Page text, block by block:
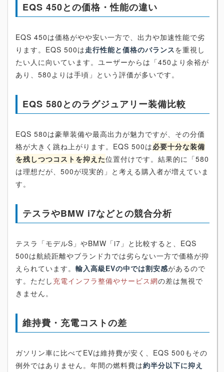
EQS 450との価格・性能の違い
EQS 450は価格がやや安い一方で、出力や加速性能で劣
ります。EQS 500は走行性能と価格のバランスを重視し
たい人に向いています。ユーザーからは「450より余裕が
あり、580よりは手頃」という評価が多いです。
EQS 580とのラグジュアリー装備比較
EQS 580は豪華装備や最高出力が魅力ですが、その分価
格が大きく跳ね上がります。EQS 500は必要十分な装備
を残しつつコストを抑えた位置付けです。結果的に「580
は理想だが、500が現実的」と考える購入者が増えていま
す。
テスラやBMW i7などとの競合分析
テスラ「モデルS」やBMW「i7」と比較すると、EQS
500は航続距離やブランド力では劣らない一方で価格が抑
えられています。 輸入高級EVの中では割安感があるので
す。ただし 充電インフラ整備やサービス網の差は無視で
きません。
維持費・充電コストの差
ガソリン車に比べてEVは維持費が安く、EQS 500もその
例外ではありません。年間の燃料費は約半分以下に抑え